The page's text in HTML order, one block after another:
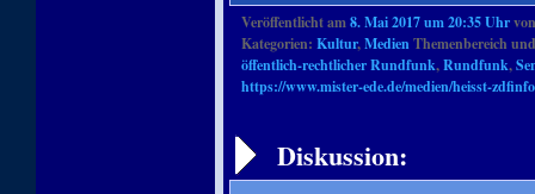
Veröffentlicht am8. Mai 2017 um 20:35 Uhr
Kategorien: Kultur,MedienThemenbereich
öffentlich-rechtlicher Rundfunk,Rundfunk,
https://www.mister-ede.de/medien/heisst-
Diskussion: